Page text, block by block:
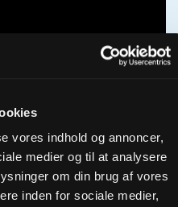
vores indhold og annoncer,
medier og til at analysere
om din brug af vores
inden for sociale medier,